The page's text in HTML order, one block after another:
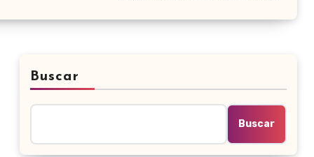
Buscar
Buscar